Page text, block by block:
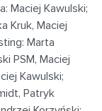
Maciej Kawulski;
Kruk, Maciej
Marta
PSM, Maciej
Kawulski;
Patryk